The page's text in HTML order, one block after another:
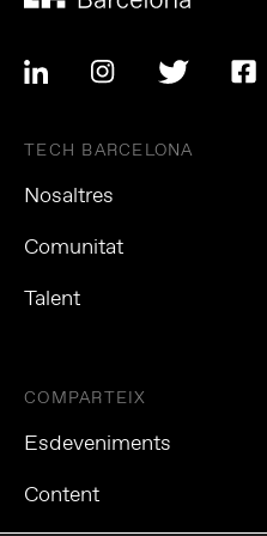
TECH BARCELONA
Nosaltres
Comunitat
Talent
COMPARTEIX
Esdeveniments
Content